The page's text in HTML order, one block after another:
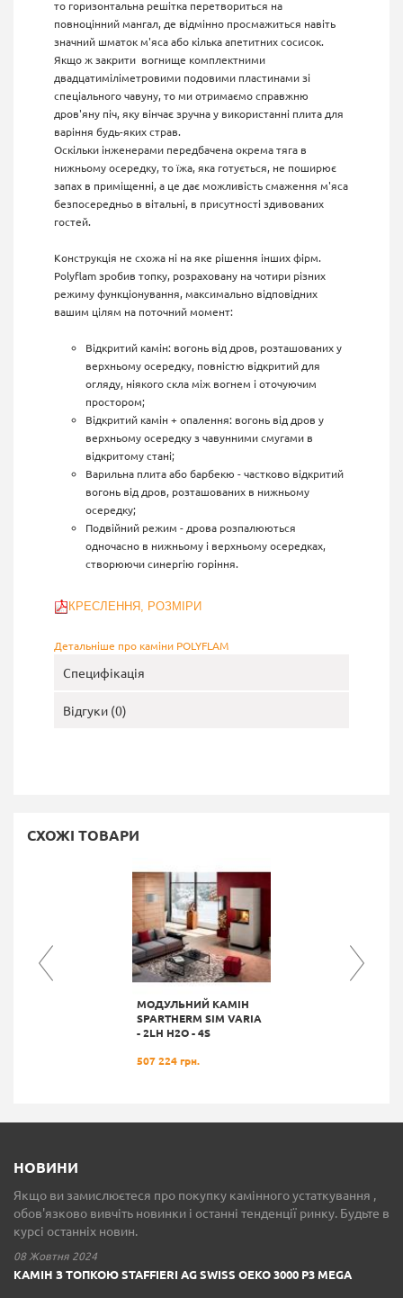
то горизонтальна решітка перетвориться на
повноцінний мангал, де відмінно просмажиться навіть
значний шматок м'яса або кілька апетитних сосисок.
Якщо ж закрити вогнище комплектними
двадцатиміліметровими подовими пластинами зі
спеціального чавуну, то ми отримаємо справжню
дров'яну піч, яку вінчає зручна у використанні плита для
варіння будь-яких страв.
Оскільки інженерами передбачена окрема тяга в
нижньому осередку, тоїжа,яка готується, не поширює
запах в приміщенні, а це дає можливість смаження м'яса
безпосередньо в вітальні, в присутності здивованих
гостей.
Конструкція не схожа ні на яке рішення інших фірм.
Polyflam зробив топку, розраховану на чотири різних
режиму функціонування, максимально відповідних
вашим цілям на поточний момент:
Відкритий камін: вогонь від дров, розташованих у
верхньому осередку, повністю відкритий для
огляду, ніякого скла між вогнем і оточуючим
простором;
Відкритий камін + опалення: вогонь від дров у
верхньому осередку з чавунними смугами в
відкритому стані;
Варильна плита або барбекю - частково відкритий
вогонь від дров, розташованих в нижньому
осередку;
Подвійний режим - дрова розпалюються
одночасно в нижньому і верхньому осередках,
створюючи синергію горіння.
КРЕСЛЕННЯ, РОЗМІРИ
Детальніше про каміни POLYFLAM
Специфікація
Відгуки (0)
СХОЖІ ТОВАРИ
МОДУЛЬНИЙ КАМІН
SPARTHERM SIM VARIA
- 2LH H2О - 4S
507 224 грн.
НОВИНИ
Якщо ви замислюєтеся про покупку камінного устаткування ,
обов'язково вивчіть новинки і останні тенденції ринку. Будьте в
курсі останніх новин.
08 Жовтня 2024
КАМІН З ТОПКОЮ STAFFIERI AG SWISS OEKO 3000 P3 MEGA